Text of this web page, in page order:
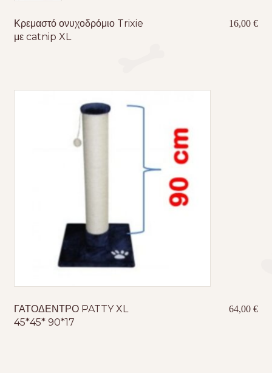
Κρεμαστό ονυχοδρόμιο Trixie
με catnip XL
16,00€
ΓΑΤΟΔΕΝΤΡΟ PATTY XL
45*45* 90*17
64,00€